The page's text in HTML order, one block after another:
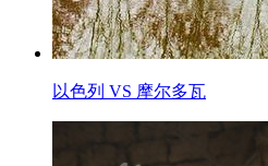
以色列 VS 摩尔多瓦